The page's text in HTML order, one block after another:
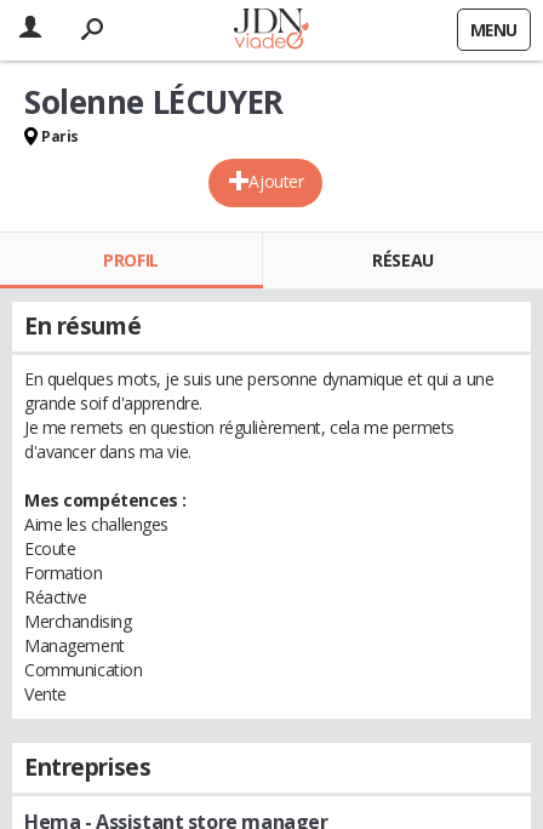
MENU
Ajouter
Solenne LÉCUYER
Paris
PROFIL RÉSEAU
En résumé
En quelques mots, je suis une personne dynamique et qui a une
grande soif d'apprendre.
Je me remets en question régulièrement, cela me permets
d'avancer dans ma vie.
Mes compétences :
Aime les challenges
Ecoute
Formation
Réactive
Merchandising
Management
Communication
Vente
Entreprises
Hema - Assistant store manager